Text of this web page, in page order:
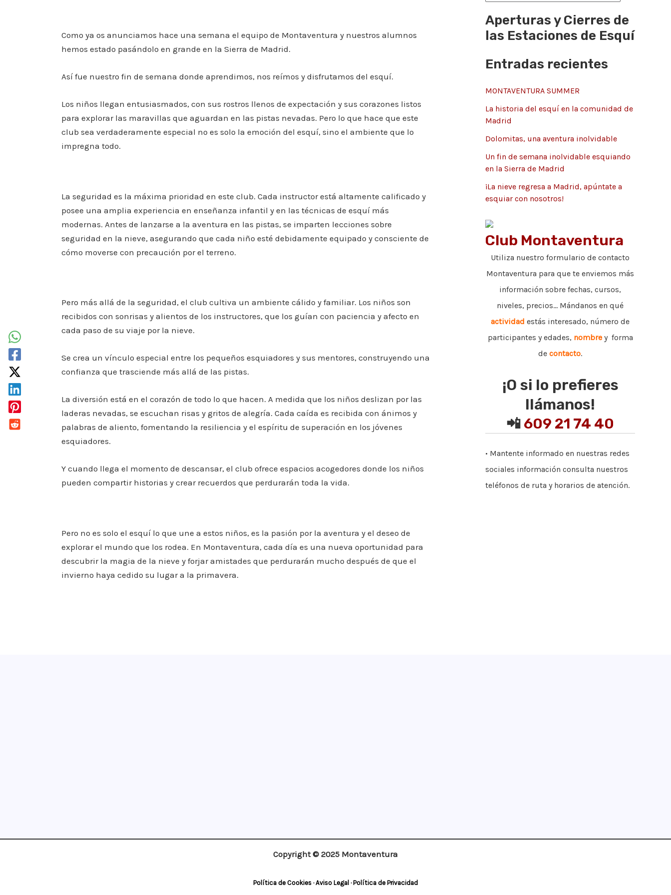
Como ya os anunciamos hace una semana el equipo de Montaventura y nuestros alumnos
hemos estado pasándolo en grande en la Sierra de Madrid.
Así fue nuestro fin de semana donde aprendimos, nos reímos y disfrutamos del esquí.
Los niños llegan entusiasmados, con sus rostros llenos de expectación y sus corazones listos
para explorar las maravillas que aguardan en las pistas nevadas. Pero lo que hace que este
club sea verdaderamente especial no es solo la emoción del esquí, sino el ambiente que lo
impregna todo.
La seguridad es la máxima prioridad en este club. Cada instructor está altamente calificado y
posee una amplia experiencia en enseñanza infantil y en las técnicas de esquí más
modernas. Antes de lanzarse a la aventura en las pistas, se imparten lecciones sobre
seguridad en la nieve, asegurando que cada niño esté debidamente equipado y consciente de
cómo moverse con precaución por el terreno.
Pero más allá de la seguridad, el club cultiva un ambiente cálido y familiar. Los niños son
recibidos con sonrisas y alientos de los instructores, que los guían con paciencia y afecto en
cada paso de su viaje por la nieve.
Se crea un vínculo especial entre los pequeños esquiadores y sus mentores, construyendo una
confianza que trasciende más allá de las pistas.
La diversión está en el corazón de todo lo que hacen. A medida que los niños deslizan por las
laderas nevadas, se escuchan risas y gritos de alegría. Cada caída es recibida con ánimos y
palabras de aliento, fomentando la resiliencia y el espíritu de superación en los jóvenes
esquiadores.
Y cuando llega el momento de descansar, el club ofrece espacios acogedores donde los niños
pueden compartir historias y crear recuerdos que perdurarán toda la vida.
Pero no es solo el esquí lo que une a estos niños, es la pasión por la aventura y el deseo de
explorar el mundo que los rodea. En Montaventura, cada día es una nueva oportunidad para
descubrir la magia de la nieve y forjar amistades que perdurarán mucho después de que el
invierno haya cedido su lugar a la primavera.
o
r
:
e
o
í
a
s
Aperturas y Cierres de
las Estaciones de Esquí
Entradas recientes
MONTAVENTURA SUMMER
La historia del esquí en la comunidad de
Madrid
Dolomitas, una aventura inolvidable
Un fin de semana inolvidable esquiando
en la Sierra de Madrid
¡La nieve regresa a Madrid, apúntate a
esquiar con nosotros!
Club Montaventura
Utiliza nuestro formulario de contacto
Montaventura para que te enviemos más
información sobre fechas, cursos,
niveles, precios... Mándanos en qué
actividad estás interesado, número de
participantes y edades, nombrey forma
de contacto.
¡O si lo prefieres
llámanos!
📲 609 21 74 40
• Mantente informado en nuestras redes
sociales información consulta nuestros
teléfonos de ruta y horarios de atención.
Copyright © 2025 Montaventura
Política de Cookies · Aviso Legal · Política de Privacidad